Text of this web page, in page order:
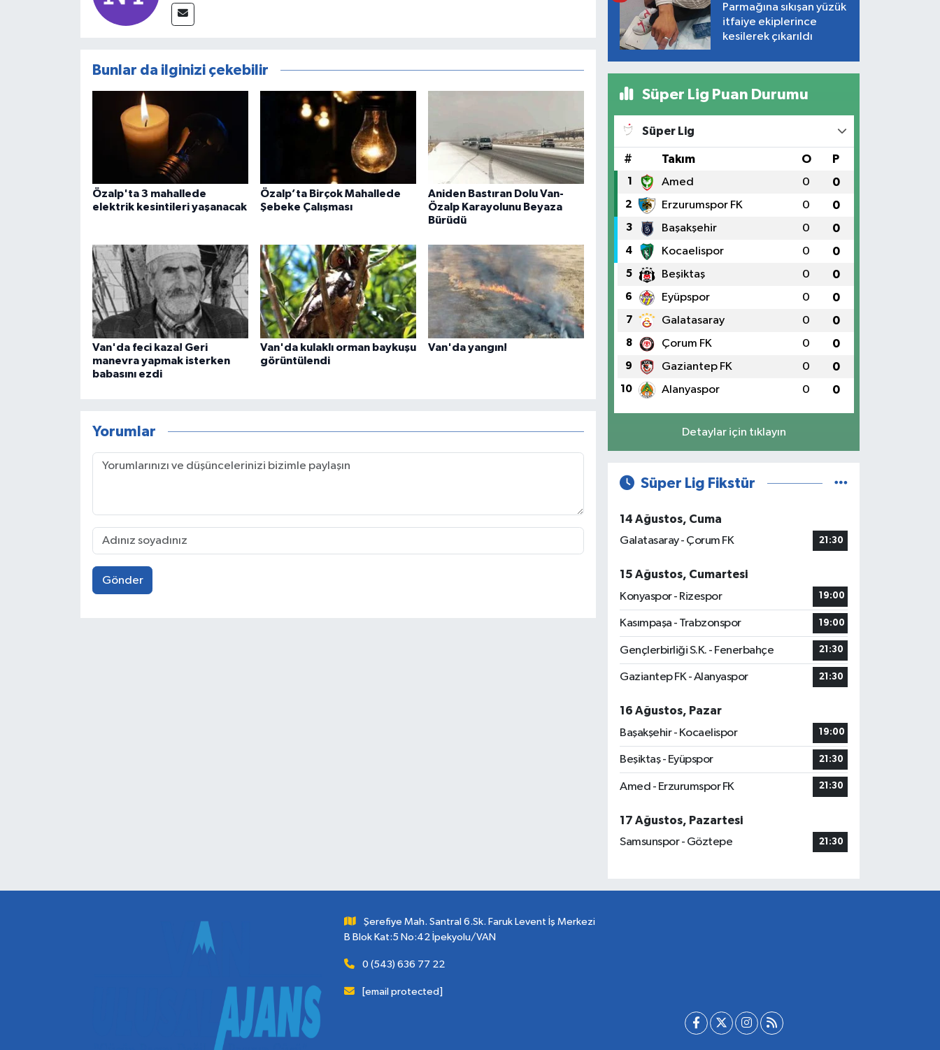
Bunlar da ilginizi çekebilir
Özalp'ta 3 mahallede
elektrik kesintileri yaşanacak
Özalp’ta Birçok Mahallede
Şebeke Çalışması
Aniden Bastıran Dolu Van-
Özalp Karayolunu Beyaza
Bürüdü
Van'da feci kaza! Geri
manevra yapmak isterken
babasını ezdi
Van'da kulaklı orman baykuşu
görüntülendi
Van'da yangın!
Yorumlar
Gönder
Parmağına sıkışan yüzük
itfaiye ekiplerince
kesilerek çıkarıldı
Süper Lig Puan Durumu
Süper Lig
# Takım O P
1 Amed 0 0
2 Erzurumspor FK 0 0
3 Başakşehir 0 0
4 Kocaelispor 0 0
5 Beşiktaş 0 0
6 Eyüpspor 0 0
7 Galatasaray 0 0
8 Çorum FK 0 0
9 Gaziantep FK 0 0
10 Alanyaspor 0 0
Detaylar için tıklayın
Süper Lig Fikstür
14 Ağustos, Cuma
Galatasaray - Çorum FK
21:30
15 Ağustos, Cumartesi
Konyaspor - Rizespor
19:00
Kasımpaşa - Trabzonspor 19:00
Gençlerbirliği S.K. - Fenerbahçe 21:30
Gaziantep FK - Alanyaspor 21:30
16 Ağustos, Pazar
Başakşehir - Kocaelispor
19:00
Beşiktaş - Eyüpspor 21:30
Amed - Erzurumspor FK 21:30
17 Ağustos, Pazartesi
Samsunspor - Göztepe
21:30
Şerefiye Mah. Santral 6.Sk. Faruk Levent İş Merkezi
B Blok Kat:5 No:42 İpekyolu/VAN
0 (543) 636 77 22
[email protected]